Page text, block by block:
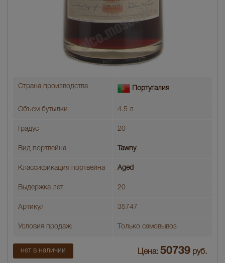
Страна производства Португалия
Объем бутылки 4.5 л
Градус 20
Вид портвейна Tawny
Классификация портвейна Aged
Выдержка лет 20
Артикул 35747
Условия продаж: Только самовывоз
нет в наличии Цена: 50739 руб.